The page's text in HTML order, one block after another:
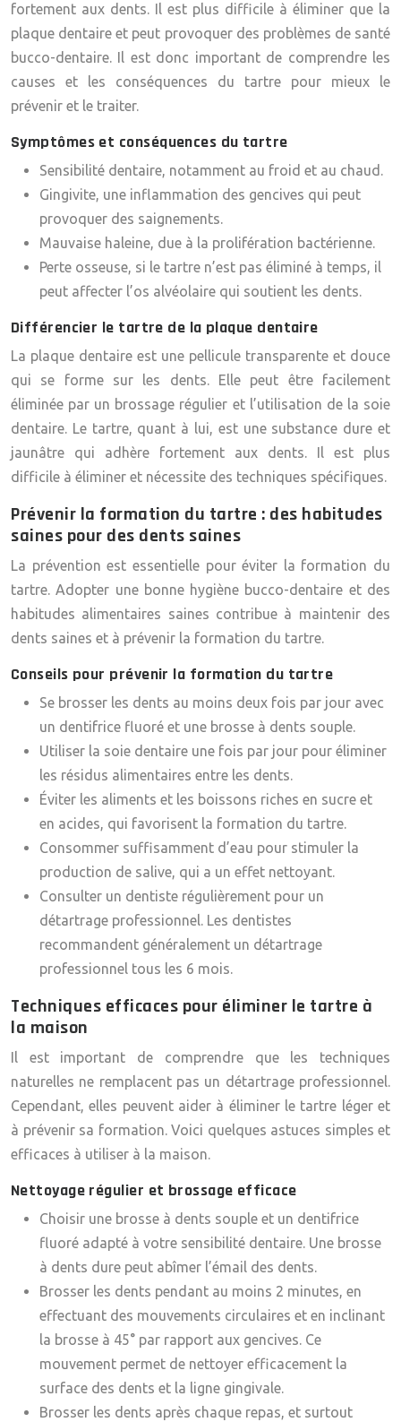
fortement aux dents. Il est plus difficile à éliminer que la
plaque dentaire et peut provoquer des problèmes de santé
bucco-dentaire. Il est donc important de comprendre les
causes et les conséquences du tartre pour mieux le
prévenir et le traiter.
Symptômes et conséquences du tartre
Sensibilité dentaire, notamment au froid et au chaud.
Gingivite, une inflammation des gencives qui peut
provoquer des saignements.
Mauvaise haleine, due à la prolifération bactérienne.
Perte osseuse, si le tartre n’est pas éliminé à temps, il
peut affecter l’os alvéolaire qui soutient les dents.
Différencier le tartre de la plaque dentaire
La plaque dentaire est une pellicule transparente et douce
qui se forme sur les dents. Elle peut être facilement
éliminée par un brossage régulier et l’utilisation de la soie
dentaire. Le tartre, quant à lui, est une substance dure et
jaunâtre qui adhère fortement aux dents. Il est plus
difficile à éliminer et nécessite des techniques spécifiques.
Prévenir la formation du tartre : des habitudes
saines pour des dents saines
La prévention est essentielle pour éviter la formation du
tartre. Adopter une bonne hygiène bucco-dentaire et des
habitudes alimentaires saines contribue à maintenir des
dents saines et à prévenir la formation du tartre.
Conseils pour prévenir la formation du tartre
Se brosser les dents au moins deux fois par jour avec
un dentifrice fluoré et une brosse à dents souple.
Utiliser la soie dentaire une fois par jour pour éliminer
les résidus alimentaires entre les dents.
Éviter les aliments et les boissons riches en sucre et
en acides, qui favorisent la formation du tartre.
Consommer suffisamment d’eau pour stimuler la
production de salive, qui a un effet nettoyant.
Consulter un dentiste régulièrement pour un
détartrage professionnel. Les dentistes
recommandent généralement un détartrage
professionnel tous les 6 mois.
Techniques efficaces pour éliminer le tartre à
la maison
Il est important de comprendre que les techniques
naturelles ne remplacent pas un détartrage professionnel.
Cependant, elles peuvent aider à éliminer le tartre léger et
à prévenir sa formation. Voici quelques astuces simples et
efficaces à utiliser à la maison.
Nettoyage régulier et brossage efficace
Choisir une brosse à dents souple et un dentifrice
fluoré adapté à votre sensibilité dentaire. Une brosse
à dents dure peut abîmer l’émail des dents.
Brosser les dents pendant au moins 2 minutes, en
effectuant des mouvements circulaires et en inclinant
la brosse à 45° par rapport aux gencives. Ce
mouvement permet de nettoyer efficacement la
surface des dents et la ligne gingivale.
Brosser les dents après chaque repas, et surtout